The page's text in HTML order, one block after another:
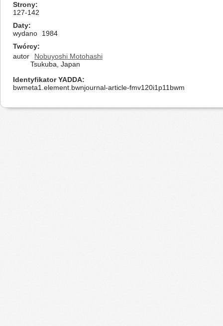
Strony
127-142
Daty
wydano
1984
Twórcy
autor
Nobuyoshi Motohashi
Tsukuba, Japan
Identyfikator YADDA
bwmeta1.element.bwnjournal-article-fmv120i1p11bwm